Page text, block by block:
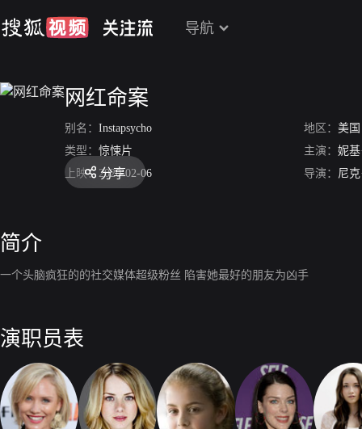
导航
网红命案
别名： Instapsycho 地区： 美国
类型： 惊悚片 主演： 妮基
上映： 2020-02-06 导演： 尼
分享
简介
一个头脑疯狂的的社交媒体超级粉丝 陷害她最好的朋友为凶手
演职员表